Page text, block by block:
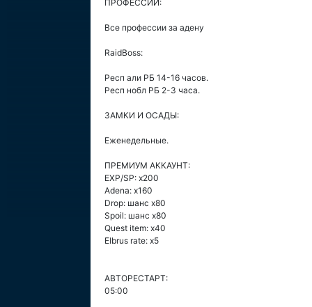
ПРОФЕССИИ:
Все профессии за адену
RaidBoss:
Респ али РБ 14-16 часов.
Респ нобл РБ 2-3 часа.
ЗАМКИ И ОСАДЫ:
Еженедельные.
ПРЕМИУМ АККАУНТ:
EXP/SP: х200
Adena: x160
Drop: шанс х80
Spoil: шанс х80
Quest item: x40
Elbrus rate: x5
АВТОРЕСТАРТ:
05:00